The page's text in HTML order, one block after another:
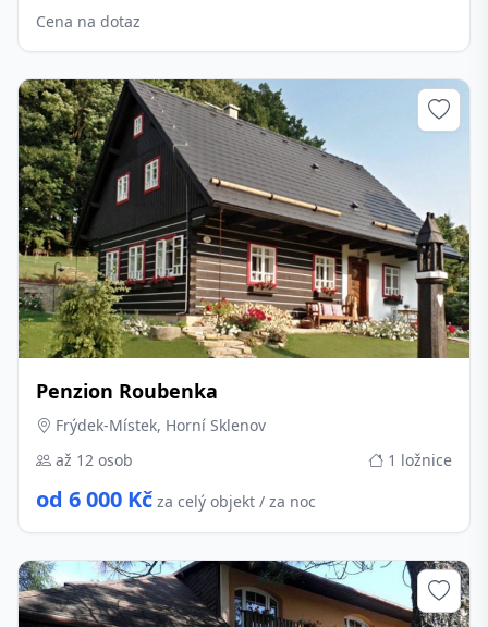
Cena na dotaz
Penzion Roubenka
Frýdek-Místek, Horní Sklenov
až 12 osob
1 ložnice
od 6 000 Kč za celý objekt / za noc